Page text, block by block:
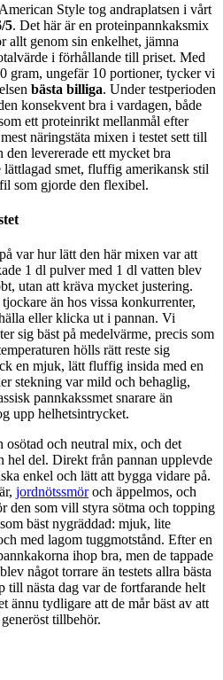
Style tog andraplatsen i vårt
5. Det här är en proteinpannkaksmix
allt genom sin enkelhet, jämna
i förhållande till priset. Med
gram, ungefär 10 portioner, tycker vi
bästa billiga. Under testperioden
konsekvent bra i vardagen, både
ett proteinrikt mellanmål efter
näringstäta mixen i testet sett till
levererade ett mycket bra
smet, fluffig amerikansk stil
som gjorde den flexibel.
var hur lätt den här mixen var att
1 dl pulver med 1 dl vatten blev
utan att kräva mycket justering.
än hos vissa konkurrenter,
eller klicka ut i pannan. Vi
sig bäst på medelvärme, precis som
hölls rätt reste sig
en mjuk, lätt fluffig insida med en
stekning var mild och behaglig,
pannkakssmet snarare än
upp helhetsintrycket.
osötad och neutral mix, och det
hel del. Direkt från pannan upplevde
enkel och lätt att bygga vidare på.
jordnötssmöroch äppelmos, och
den som vill styra sötma och topping
bäst nygräddad: mjuk, lite
med lagom tuggmotstånd. Efter en
ihop bra, men de tappade
något torrare än testets allra bästa
till nästa dag var de fortfarande helt
ännu tydligare att de mår bäst av att
tillbehör.